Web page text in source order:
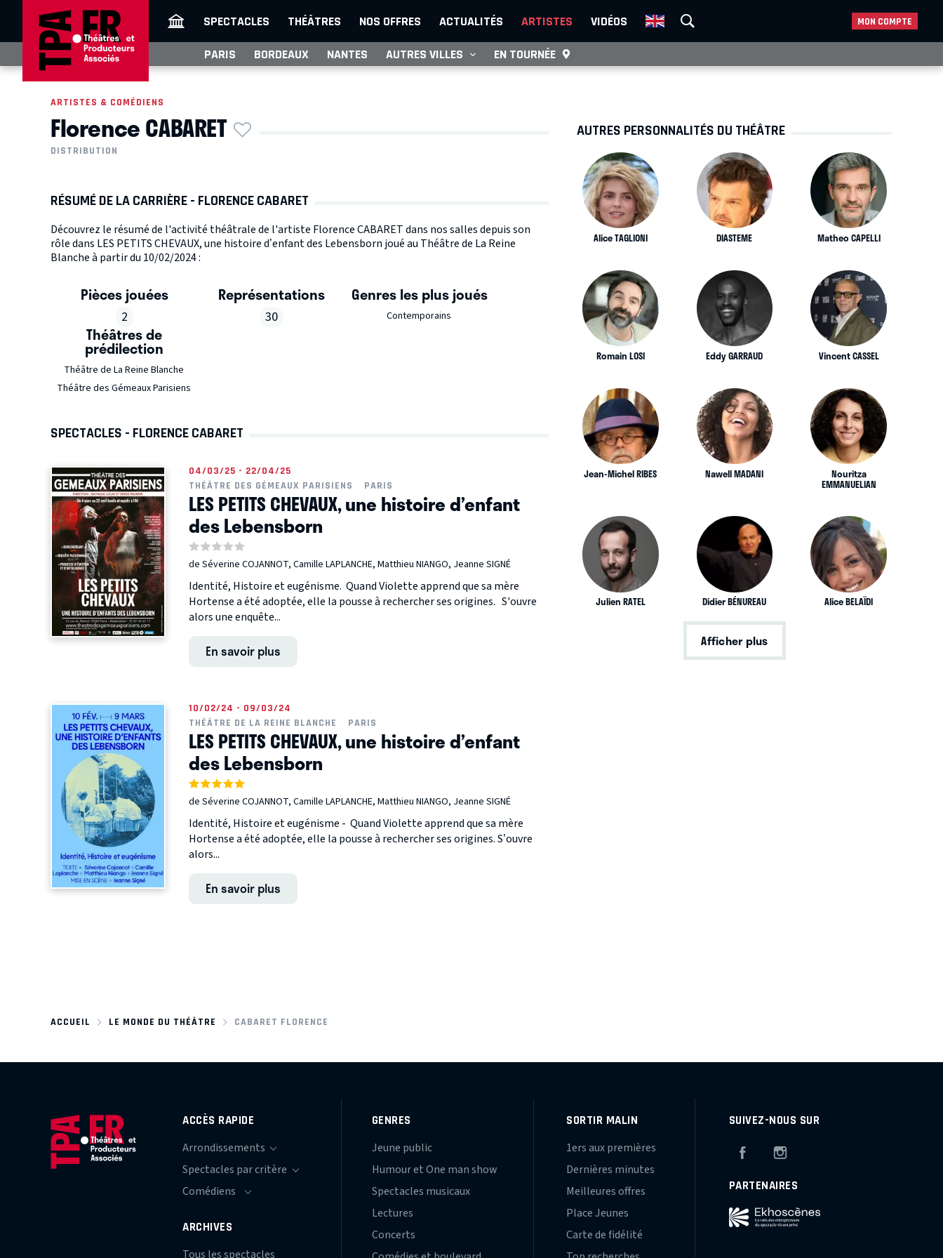
SPECTACLES THÉÂTRES NOS OFFRES ACTUALITÉS ARTISTES VIDÉOS MON COMPTE
PARIS BORDEAUX NANTES AUTRES VILLES EN TOURNÉE
ARTISTES & COMÉDIENS
Florence CABARET
DISTRIBUTION
RÉSUMÉ DE LA CARRIÈRE - FLORENCE CABARET
Découvrez le résumé de l'activité théâtrale de l'artiste Florence CABARET dans nos salles depuis son
rôle dans LES PETITS CHEVAUX, une histoire d’enfant des Lebensborn joué au Théâtre de La Reine
Blanche à partir du 10/02/2024 :
Pièces jouées
2
Représentations
30
Genres les plus joués
Contemporains
Théâtres de
prédilection
Théâtre de La Reine Blanche
Théâtre des Gémeaux Parisiens
SPECTACLES - FLORENCE CABARET
04/03/25 - 22/04/25
THÉÂTRE DES GÉMEAUX PARISIENS
PARIS
LES PETITS CHEVAUX, une histoire d’enfant
des Lebensborn
de Séverine COJANNOT, Camille LAPLANCHE, Matthieu NIANGO, Jeanne SIGNÉ
Identité, Histoire et eugénisme. Quand Violette apprend que sa mère
Hortense a été adoptée, elle la pousse à rechercher ses origines. S'ouvre
alors une enquête...
En savoir plus
10/02/24 - 09/03/24
THÉÂTRE DE LA REINE BLANCHE
PARIS
LES PETITS CHEVAUX, une histoire d’enfant
des Lebensborn
de Séverine COJANNOT, Camille LAPLANCHE, Matthieu NIANGO, Jeanne SIGNÉ
Identité, Histoire et eugénisme - Quand Violette apprend que sa mère
Hortense a été adoptée, elle la pousse à rechercher ses origines. S’ouvre
alors...
En savoir plus
AUTRES PERSONNALITÉS DU THÉÂTRE
Alice TAGLIONI DIASTEME Matheo CAPELLI
Romain LOSI Eddy GARRAUD Vincent CASSEL
Jean-Michel RIBES Nawell MADANI Nouritza
EMMANUELIAN
Julien RATEL Didier BÉNUREAU Alice BELAÏDI
Afficher plus
ACCUEIL LE MONDE DU THÉÂTRE CABARET FLORENCE
ACCÈS RAPIDE
ARCHIVES
Tous les spectacles
GENRES
Jeune public
Humour et One man show
Spectacles musicaux
Lectures
Concerts
SORTIR MALIN
1ers aux premières
Dernières minutes
Meilleures offres
Place Jeunes
Carte de fidélité
SUIVEZ-NOUS SUR
Facebook
PARTENAIRES